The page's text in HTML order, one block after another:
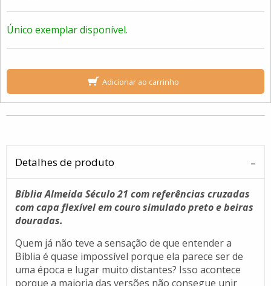
Único exemplar disponível.
Adicionar ao carrinho
Detalhes de produto
Bíblia Almeida Século 21 com referências cruzadas
com capa flexível em couro simulado preto e beiras
douradas.
Quem já não teve a sensação de que entender a
Bíblia é quase impossível porque ela parece ser de
uma época e lugar muito distantes? Isso acontece
porque a maioria das versões não consegue unir